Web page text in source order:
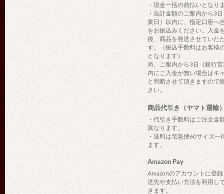
・現金一括の前払いとなり
・合計金額のご案内から3
業日）以内に、指定口座へ
をお振込みください。入金
後、商品を発送させていた
す。（振込手数料はお客様
となります）
尚、ご案内から3日（銀行
内にご入金が無い場合はキ
と判断させて頂きますので
さい。
商品代引き（ヤマト運輸
・代引き手数料はご注文金
異なります。
・送料は宅急便60サイズ一
ます。
Amazon Pay
Amazonのアカウントに登
送先や支払い方法を利用し
きます。